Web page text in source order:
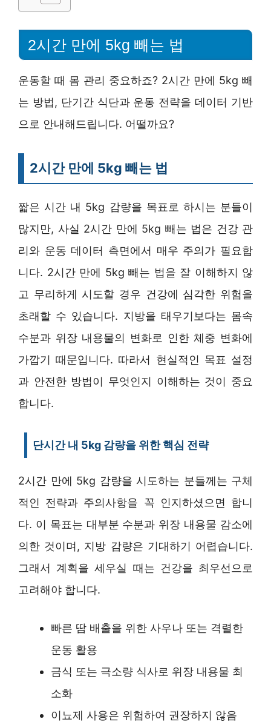
2시간 만에 5kg 빼는 법
운동할 때 몸 관리 중요하죠? 2시간 만에 5kg 빼
는 방법, 단기간 식단과 운동 전략을 데이터 기반
으로 안내해드립니다. 어떨까요?
2시간 만에 5kg 빼는 법
짧은 시간 내 5kg 감량을 목표로 하시는 분들이
많지만, 사실 2시간 만에 5kg 빼는 법은 건강 관
리와 운동 데이터 측면에서 매우 주의가 필요합
니다. 2시간 만에 5kg 빼는 법을 잘 이해하지 않
고 무리하게 시도할 경우 건강에 심각한 위험을
초래할 수 있습니다. 지방을 태우기보다는 몸속
수분과 위장 내용물의 변화로 인한 체중 변화에
가깝기 때문입니다. 따라서 현실적인 목표 설정
과 안전한 방법이 무엇인지 이해하는 것이 중요
합니다.
단시간 내 5kg 감량을 위한 핵심 전략
2시간 만에 5kg 감량을 시도하는 분들께는 구체
적인 전략과 주의사항을 꼭 인지하셨으면 합니
다. 이 목표는 대부분 수분과 위장 내용물 감소에
의한 것이며, 지방 감량은 기대하기 어렵습니다.
그래서 계획을 세우실 때는 건강을 최우선으로
고려해야 합니다.
빠른 땀 배출을 위한 사우나 또는 격렬한
운동 활용
금식 또는 극소량 식사로 위장 내용물 최
소화
이뇨제 사용은 위험하여 권장하지 않음